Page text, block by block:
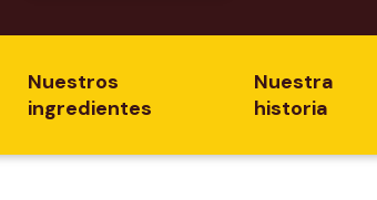
Nuestros
ingredientes
Nuestra
historia